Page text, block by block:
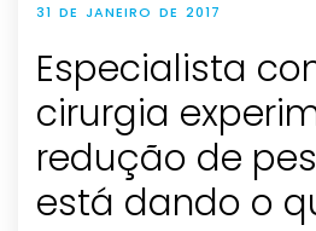
31 DE JANEIRO DE 2017
Especialista
cirurgia
redução de
está dando o